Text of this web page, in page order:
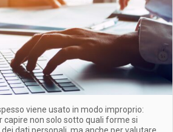
viene usato in modo improprio:
non solo sotto quali forme si